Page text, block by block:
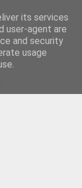
its services
user-agent are
and security
usage